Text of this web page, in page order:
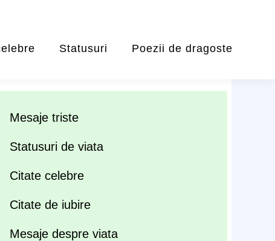
Statusuri Poezii de dragoste
Mesaje triste
Statusuri de viata
Citate celebre
Citate de iubire
Mesaje despre viata